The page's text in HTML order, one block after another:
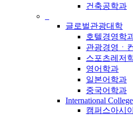
건축공학과
글로벌관광대학
호텔경영학
관광경영ㆍ
스포츠레저
영어학과
일본어학과
중국어학과
International College
캠퍼스아시